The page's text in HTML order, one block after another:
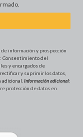
información y prospección
: Consentimiento del
y encargados de
y suprimir los datos,
Información adicional:
protección de datos en